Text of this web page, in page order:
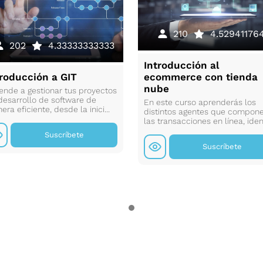
202 4.33333333333
a GIT
a gestionar tus proyectos
de software de
eficiente, desde la inici...
Suscríbete
210
Introducción al
ecommerce con tienda
nube
En este curso aprenderás los
distintos agentes que
las transacciones en línea,
Suscríbete